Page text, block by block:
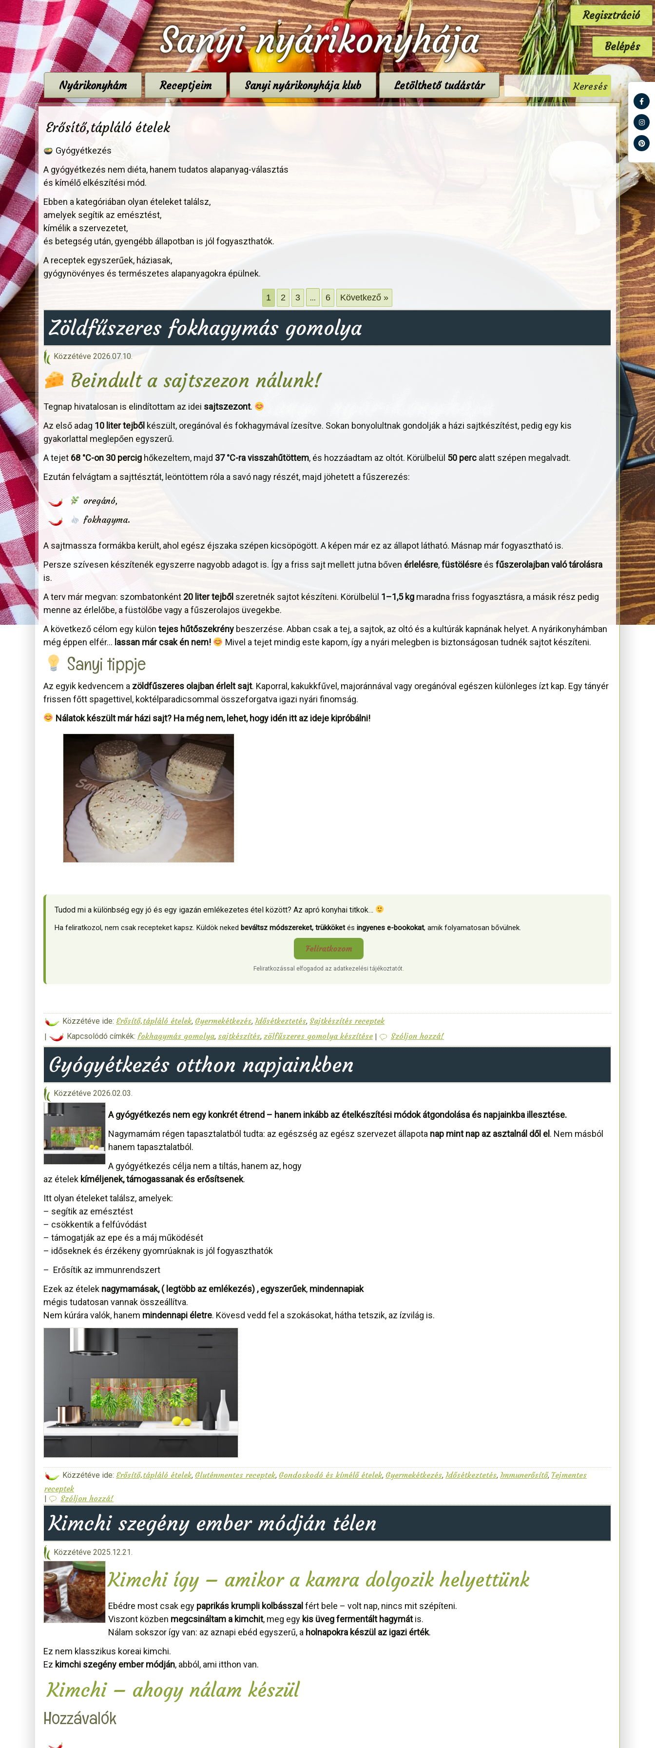
Regisztráció
Belépés
Sanyi nyárikonyhája
Nyárikonyhám Receptjeim Sanyi nyárikonyhája klub Letölthető tudástár
Erősítő,tápláló ételek
Gyógyétkezés
A gyógyétkezés nem diéta, hanem tudatos alapanyag-választás
és kímélő elkészítési mód.
Ebben a kategóriában olyan ételeket találsz,
amelyek segítik az emésztést,
kímélik a szervezetet,
és betegség után, gyengébb állapotban is jól fogyaszthatók.
A receptek egyszerűek, háziasak,
gyógynövényes és természetes alapanyagokra épülnek.
1 2 3 … 6 Következő »
Zöldfűszeres fokhagymás gomolya
Közzétéve 2026.07.10.
Beindult a sajtszezon nálunk!
Tegnap hivatalosan is elindítottam az idei sajtszezont.
Az első adag 10 liter tejből készült, oregánóval és fokhagymával ízesítve. Sokan bonyolultnak gondolják a házi sajtkészítést, pedig egy kis
gyakorlattal meglepően egyszerű.
A tejet 68 °C-on 30 percig hőkezeltem, majd 37 °C-ra visszahűtöttem, és hozzáadtam az oltót. Körülbelül 50 perc alatt szépen megalvadt.
Ezután felvágtam a sajttésztát, leöntöttem róla a savó nagy részét, majd jöhetett a fűszerezés:
oregánó,
fokhagyma.
A sajtmassza formákba került, ahol egész éjszaka szépen kicsöpögött. A képen már ez az állapot látható. Másnap már fogyasztható is.
Persze szívesen készítenék egyszerre nagyobb adagot is. Így a friss sajt mellett jutna bőven érlelésre,füstölésre és fűszerolajban való tárolásra
is.
A terv már megvan: szombatonként 20 liter tejből szeretnék sajtot készíteni. Körülbelül 1–1,5 kg maradna friss fogyasztásra, a másik rész pedig
menne az érlelőbe, a füstölőbe vagy a fűszerolajos üvegekbe.
A következő célom egy külön tejes hűtőszekrény beszerzése. Abban csak a tej, a sajtok, az oltó és a kultúrák kapnának helyet. A nyárikonyhámban
még éppen elfér… lassan már csak én nem! Mivel a tejet mindig este kapom, így a nyári melegben is biztonságosan tudnék sajtot készíteni.
Sanyi tippje
Az egyik kedvencem a zöldfűszeres olajban érlelt sajt. Kaporral, kakukkfűvel, majoránnával vagy oregánóval egészen különleges ízt kap. Egy tányér
frissen főtt spagettivel, koktélparadicsommal összeforgatva igazi nyári finomság.
Nálatok készült már házi sajt? Ha még nem, lehet, hogy idén itt az ideje kipróbálni!
Tudod mi a különbség egy jó és egy igazán emlékezetes étel között? Az apró konyhai titkok…
Ha feliratkozol, nem csak recepteket kapsz. Küldök neked beváltsz módszereket, trükköketés ingyenes e-bookokat, amik folyamatosan bővülnek.
Feliratkozom
Feliratkozással elfogadod az adatkezelési tájékoztatót.
Közzétéve ide: Erősítő,tápláló ételek, Gyermekétkezés, Idősétkeztetés, Sajtkészítés receptek
| Kapcsolódó címkék: fokhagymás gomolya, sajtkészítés, zölfűszeres gomolya készítése | Szóljon hozzá!
Gyógyétkezés otthon napjainkben
Közzétéve 2026.02.03.
A gyógyétkezés nem egy konkrét étrend – hanem inkább az ételkészítési módok átgondolása és napjainkba illesztése.
Nagymamám régen tapasztalatból tudta: az egészség az egész szervezet állapota nap mint nap az asztalnál dől el. Nem másból
hanem tapasztalatból.
A gyógyétkezés célja nem a tiltás, hanem az, hogy
az ételek kíméljenek, támogassanak és erősítsenek.
Itt olyan ételeket találsz, amelyek:
– segítik az emésztést
– csökkentik a felfúvódást
– támogatják az epe és a máj működését
– időseknek és érzékeny gyomrúaknak is jól fogyaszthatók
– Erősítik az immunrendszert
Ezek az ételek nagymamásak, ( legtöbb az emlékezés) , egyszerűek, mindennapiak
mégis tudatosan vannak összeállítva.
Nem kúrára valók, hanem mindennapi életre. Kövesd vedd fel a szokásokat, hátha tetszik, az ízvilág is.
Közzétéve ide: Erősítő,tápláló ételek, Gluténmentes receptek, Gondoskodó és kímélő ételek, Gyermekétkezés, Idősétkeztetés, Immunerősítő, Tejmentes
receptek
| Szóljon hozzá!
Kimchi szegény ember módján télen
Közzétéve 2025.12.21.
Kimchi így – amikor a kamra dolgozik helyettünk
Ebédre most csak egy paprikás krumpli kolbásszal fért bele – volt nap, nincs mit szépíteni.
Viszont közben megcsináltam a kimchit, meg egy kis üveg fermentált hagymátis.
Nálam sokszor így van: az aznapi ebéd egyszerű, a holnapokra készül az igazi érték.
Ez nem klasszikus koreai kimchi.
Ez kimchi szegény ember módján, abból, ami itthon van.
Kimchi – ahogy nálam készül
Hozzávalók